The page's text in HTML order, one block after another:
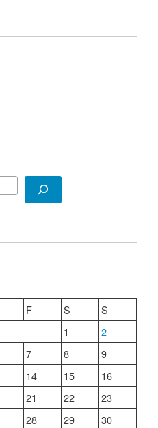
F S
S
1
2
7 8
9
14 15
16
21 22
23
28 29
30